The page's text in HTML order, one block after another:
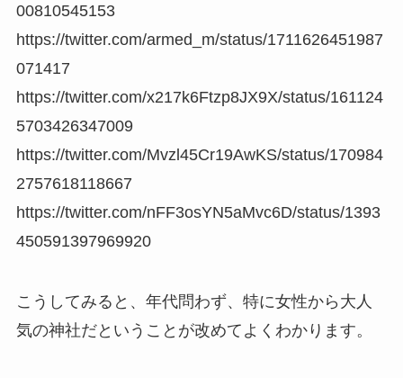
00810545153
https://twitter.com/armed_m/status/1711626451987
071417
https://twitter.com/x217k6Ftzp8JX9X/status/161124
5703426347009
https://twitter.com/Mvzl45Cr19AwKS/status/170984
2757618118667
https://twitter.com/nFF3osYN5aMvc6D/status/1393
450591397969920
こうしてみると、年代問わず、特に女性から大人
気の神社だということが改めてよくわかります。